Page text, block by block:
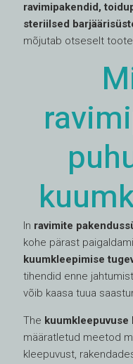
ravimipakendid,
steriilsed
mõjutab otseselt
In ravimite
kohe pärast
kuumkleepimise
tihendid enne
võib kaasa tuua
The kuumkleepuvuse
määratletud meetod
kleepuvust,